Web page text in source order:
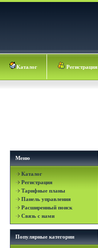
Каталог Регистрация
Меню
Каталог
Регистрация
Тарифные планы
Панель управления
Расширенный поиск
Связь с нами
Популярные категории